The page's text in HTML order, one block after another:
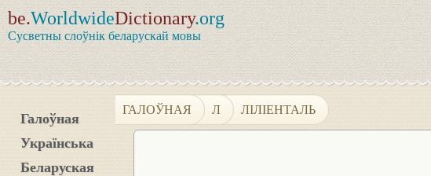
be.WorldwideDictionary.org
Сусветны слоўнік беларускай мовы
Галоўная
Українська
Беларуская
ГАЛОЎНАЯ Л ЛІЛІЕНТАЛЬ